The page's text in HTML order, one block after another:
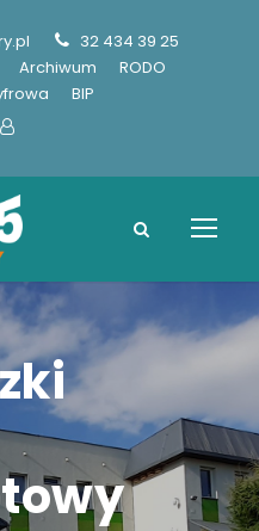
32 434 39 25
Archiwum
RODO
BIP